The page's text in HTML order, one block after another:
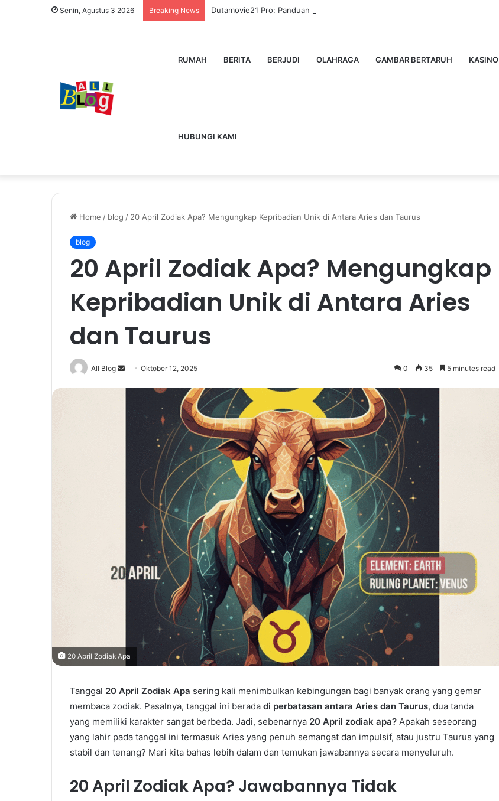
Senin, Agustus 3 2026 Breaking News Dutamovie21 Pro: Panduan Lengkap untuk Pengguna Modern
RUMAH BERITA BERJUDI OLAHRAGA GAMBAR BERTARUH KASINO
HUBUNGI KAMI
Home / blog / 20 April Zodiak Apa? Mengungkap Kepribadian Unik di Antara Aries dan Taurus
blog
20 April Zodiak Apa? Mengungkap
Kepribadian Unik di Antara Aries
dan Taurus
All Blog
SendOktober 12, 2025 0 35 5 minutes read
20 April Zodiak Apa
Tanggal 20 April Zodiak Apa sering kali menimbulkan kebingungan bagi banyak orang yang gemar
membaca zodiak. Pasalnya, tanggal ini berada di perbatasan antara Aries dan Taurus, dua tanda
yang memiliki karakter sangat berbeda. Jadi, sebenarnya 20 April zodiak apa? Apakah seseorang
yang lahir pada tanggal ini termasuk Aries yang penuh semangat dan impulsif, atau justru Taurus yang
stabil dan tenang? Mari kita bahas lebih dalam dan temukan jawabannya secara menyeluruh.
20 April Zodiak Apa? Jawabannya Tidak